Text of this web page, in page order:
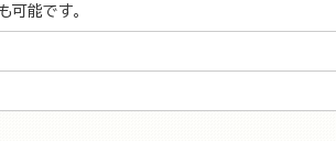
可能です。